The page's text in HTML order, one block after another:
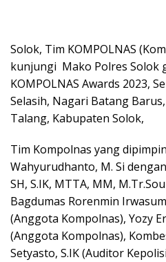
Solok, Tim KOMPOLNAS
kunjungi Mako Polres Solok
KOMPOLNAS Awards 2023,
Selasih, Nagari Batang
Talang, Kabupaten Solok,
Tim Kompolnas yang
Wahyurudhanto, M. Si
SH, S.IK, MTTA, MM,
Bagdumas Rorenmin
(Anggota Kompolnas), Yozy
(Anggota Kompolnas),
Setyasto, S.IK (Auditor